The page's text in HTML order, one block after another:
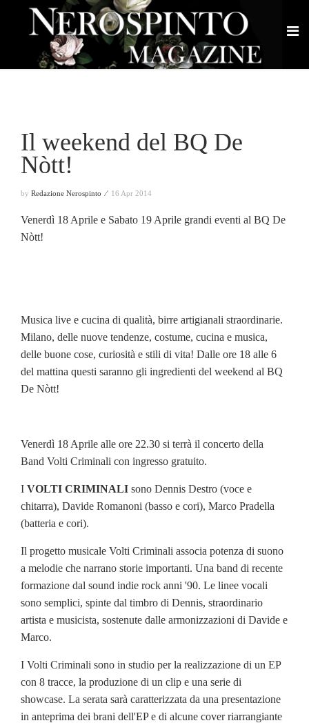
Il weekend del BQ De
Nòtt!
by Redazione Nerospinto ⁄ 16 Apr 2014
Venerdì 18 Aprile e Sabato 19 Aprile grandi eventi al BQ De
Nòtt!
Musica live e cucina di qualità, birre artigianali straordinarie.
Milano, delle nuove tendenze, costume, cucina e musica,
delle buone cose, curiosità e stili di vita! Dalle ore 18 alle 6
del mattina questi saranno gli ingredienti del weekend al BQ
De Nòtt!
Venerdì 18 Aprile alle ore 22.30 si terrà il concerto della
Band Volti Criminali con ingresso gratuito.
I VOLTI CRIMINALI sono Dennis Destro (voce e
chitarra), Davide Romanoni (basso e cori), Marco Pradella
(batteria e cori).
Il progetto musicale Volti Criminali associa potenza di suono
a melodie che narrano storie importanti. Una band di recente
formazione dal sound indie rock anni '90. Le linee vocali
sono semplici, spinte dal timbro di Dennis, straordinario
artista e musicista, sostenute dalle armonizzazioni di Davide e
Marco.
I Volti Criminali sono in studio per la realizzazione di un EP
con 8 tracce, la produzione di un clip e una serie di
showcase. La serata sarà caratterizzata da una presentazione
in anteprima dei brani dell'EP e di alcune cover riarrangiante